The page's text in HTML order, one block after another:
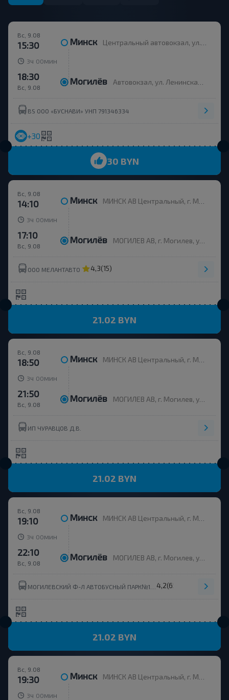
Вс, 9.08
15:30 Минск Центральный автовокзал, ул. Бобруйская 6
3ч 00 мин
Вс, 9.08
18:30 Могилёв Автовокзал, ул. Ленинская 93
BS ООО «БУСНАВИ» УНП 791346334
+30
30 BYN
Вс, 9.08
14:10 Минск МИНСК АВ Центральный, г. Минск, ул. Бобруйская, 6
3ч 00 мин
Вс, 9.08
17:10 Могилёв МОГИЛЕВ АВ, г. Могилев, ул. Ленинская 93, Беларусь
ООО МЕЛАНТАВТО 4,3(15)
21.02 BYN
Вс, 9.08
18:50 Минск МИНСК АВ Центральный, г. Минск, ул. Бобруйская, 6
3ч 00 мин
Вс, 9.08
21:50 Могилёв МОГИЛЕВ АВ, г. Могилев, ул. Ленинская 93, Беларусь
ИП ЧУРАВЦОВ Д.В.
21.02 BYN
Вс, 9.08
19:10 Минск МИНСК АВ Центральный, г. Минск, ул. Бобруйская, 6
3ч 00 мин
Вс, 9.08
22:10 Могилёв МОГИЛЕВ АВ, г. Могилев, ул. Ленинская 93, Беларусь
4,2(65)
21.02 BYN
Вс, 9.08
19:30 Минск МИНСК АВ Центральный, г. Минск, ул. Бобруйская, 6
3ч 00 мин